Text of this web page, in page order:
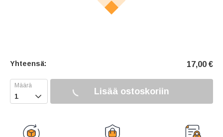
Yhteensä: 17,00 €
 Lisää ostoskoriin